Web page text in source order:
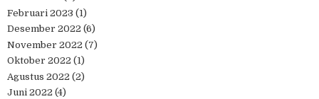
Februari 2023 (1)
Desember 2022 (6)
November 2022 (7)
Oktober 2022 (1)
Agustus 2022 (2)
Juni 2022 (4)